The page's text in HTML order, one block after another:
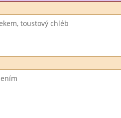
toustový chléb